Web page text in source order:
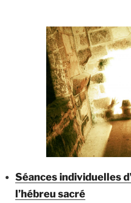
Séances individuelles
l’hébreu sacré